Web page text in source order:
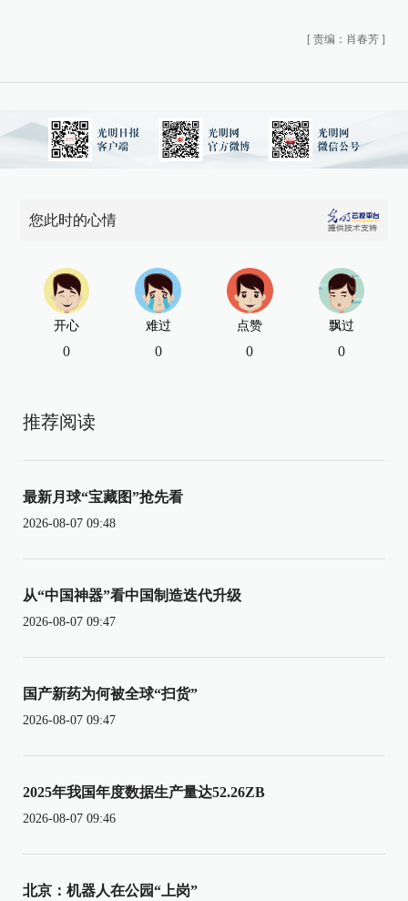
[ 责编：肖春芳 ]
您此时的心情
开心
0
难过
0
点赞
0
飘过
0
推荐阅读
最新月球“宝藏图”抢先看
2026-08-07 09:48
从“中国神器”看中国制造迭代升级
2026-08-07 09:47
国产新药为何被全球“扫货”
2026-08-07 09:47
2025年我国年度数据生产量达52.26ZB
2026-08-07 09:46
北京：机器人在公园“上岗”